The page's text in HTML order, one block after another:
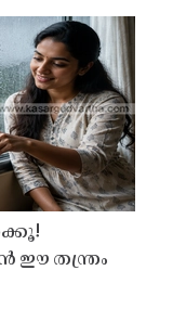
ഈ തന്ത്രം